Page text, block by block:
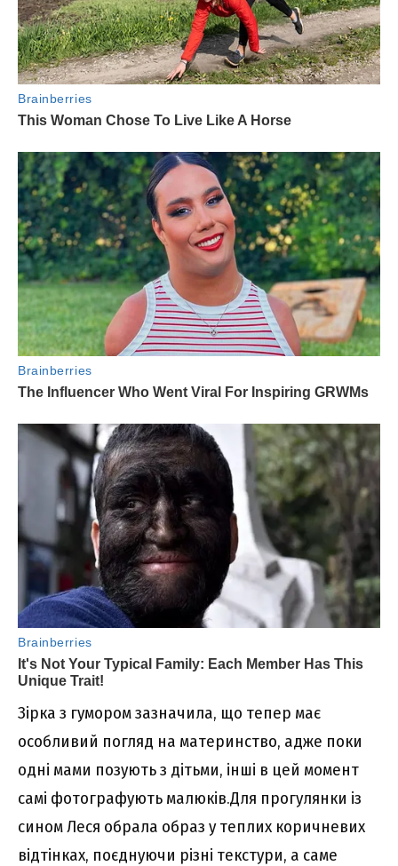
Зірка з гумором зазначила, що тепер має
особливий погляд на материнство, адже поки
одні мами позують з дітьми, інші в цей момент
самі фотографують малюків.Для прогулянки із
сином Леся обрала образ у теплих коричневих
відтінках, поєднуючи різні текстури, а саме